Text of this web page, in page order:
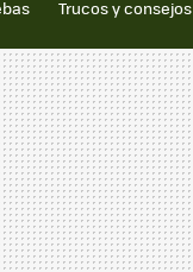
Trucos y consejos